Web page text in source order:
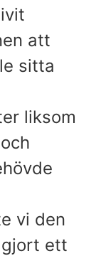
att
sitta
liksom
vi den
gjort ett